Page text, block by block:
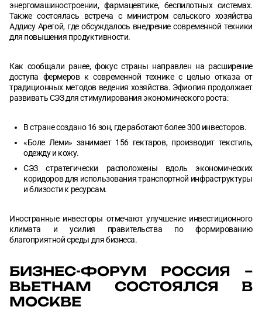
энергомашиностроении, фармацевтике, беспилотных системах.
Также состоялась встреча с министром сельского хозяйства
Аддису Арегой, где обсуждалось внедрение современной техники
для повышения продуктивности.
Как сообщали ранее, фокус страны направлен на расширение
доступа фермеров к современной технике с целью отказа от
традиционных методов ведения хозяйства. Эфиопия продолжает
развивать СЭЗ для стимулирования экономического роста:
В стране создано 16 зон, где работают более 300 инвесторов.
«Боле Леми» занимает 156 гектаров, производит текстиль,
одежду и кожу.
СЭЗ стратегически расположены вдоль экономических
коридоров для использования транспортной инфраструктуры
и близости к ресурсам.
Иностранные инвесторы отмечают улучшение инвестиционного
климата и усилия правительства по формированию
благоприятной среды для бизнеса.
БИЗНЕС-ФОРУМ РОССИЯ –
ВЬЕТНАМ СОСТОЯЛСЯ В
МОСКВЕ